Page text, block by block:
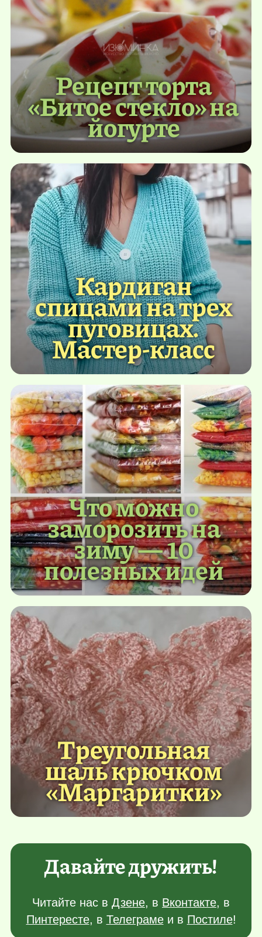
Рецепт торта
«Битое стекло» на
йогурте
Кардиган
спицами на трех
пуговицах.
Мастер-класс
Что можно
заморозить на
зиму — 10
полезных идей
Треугольная
шаль крючком
«Маргаритки»
Давайте дружить!
Читайте нас в Дзене, в Вконтакте, в
Пинтересте, в Телеграмеи в Постиле!